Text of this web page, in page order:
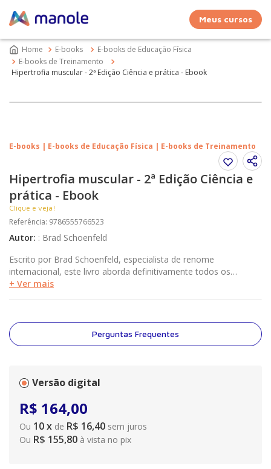
Meus cursos
E-books
E-books de Educação Física
E-books de Treinamento
Hipertrofia muscular - 2ª Edição Ciência e prática - Ebook
E-books | E-books de Educação Física | E-books de Treinamento
Hipertrofia muscular - 2ª Edição Ciência e
prática - Ebook
Clique e veja!
Referência: 9786555766523
Autor: : Brad Schoenfeld
Escrito por Brad Schoenfeld, especialista de renome
internacional, este livro aborda definitivamente todos os
assuntos relacionados à hipertrofia muscular – o mecanismo de
de elaborar o treinamento com mais eficácia –, além de contar
com programas e orientações nutricionais para provocar
alterações hipertróficas.
+ Ver mais
Perguntas Frequentes
Versão digital
R$ 164,00
Ou 10x de R$ 16,40 sem juros
Ou R$ 155,80 à vista no pix